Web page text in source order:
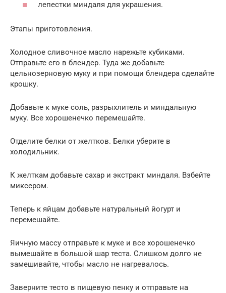
лепестки миндаля для украшения.
Этапы приготовления.
Холодное сливочное масло нарежьте кубиками.
Отправьте его в блендер. Туда же добавьте
цельнозерновую муку и при помощи блендера сделайте
крошку.
Добавьте к муке соль, разрыхлитель и миндальную
муку. Все хорошенечко перемешайте.
Отделите белки от желтков. Белки уберите в
холодильник.
К желткам добавьте сахар и экстракт миндаля. Взбейте
миксером.
Теперь к яйцам добавьте натуральный йогурт и
перемешайте.
Яичную массу отправьте к муке и все хорошенечко
вымешайте в большой шар теста. Слишком долго не
замешивайте, чтобы масло не нагревалось.
Заверните тесто в пищевую пенку и отправьте на